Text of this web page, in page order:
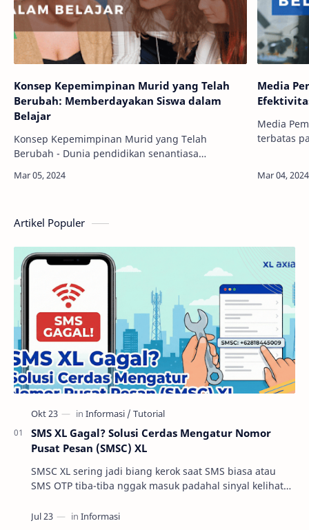
Konsep Kepemimpinan Murid yang Telah
Berubah: Memberdayakan Siswa dalam
Belajar
Konsep Kepemimpinan Murid yang Telah
Berubah - Dunia pendidikan senantiasa
kepemimpinan murid. Dalam dekade terakhir,
Media
Media
terbatas
Artikel Populer
SMS XL Gagal? Solusi Cerdas Mengatur Nomor
Pusat Pesan (SMSC) XL
SMSC XL sering jadi biang kerok saat SMS biasa atau
SMS OTP tiba-tiba nggak masuk padahal sinyal kelihatan